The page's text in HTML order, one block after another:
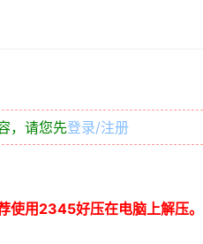
，请您先登录/注册
使用 2345好压在电脑上解压。